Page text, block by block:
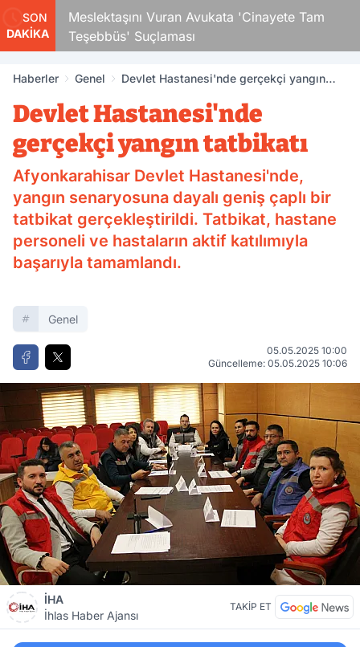
SON
DAKİKA
Meslektaşını Vuran Avukata 'Cinayete Tam
Teşebbüs' Suçlaması
Haberler Genel
Devlet Hastanesi'nde gerçekçi yangın
Devlet Hastanesi'nde
gerçekçi yangın tatbikatı
Afyonkarahisar Devlet Hastanesi'nde,
yangın senaryosuna dayalı geniş çaplı bir
tatbikat gerçekleştirildi. Tatbikat, hastane
personeli ve hastaların aktif katılımıyla
başarıyla tamamlandı.
Genel
05.05.2025 10:00
Güncelleme: 05.05.2025 10:06
İHA
İhlas Haber Ajansı
TAKİP ET